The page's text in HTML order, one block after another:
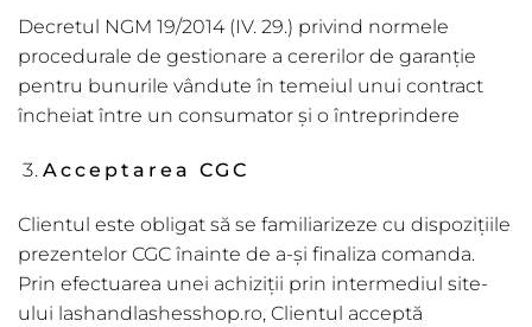
Decretul NGM 19/2014 (IV. 29.) privind normele
procedurale de gestionare a cererilor de garanție
pentru bunurile vândute în temeiul unui contract
încheiat între un consumator și o întreprindere
Acceptarea CGC
Clientul este obligat să se familiarizeze cu dispozițiile
prezentelor CGC înainte de a-și finaliza comanda.
Prin efectuarea unei achiziții prin intermediul site-
ului lashandlashesshop.ro, Clientul acceptă